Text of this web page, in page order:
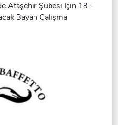
Ataşehir Şubesi Için 18 -
Bayan Çalışma
Yüz Yüze
Ile 17.30 Arası Araya